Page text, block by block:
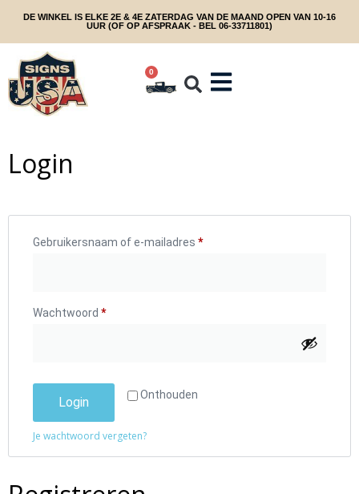
DE WINKEL IS ELKE 2E & 4E ZATERDAG VAN DE MAAND OPEN VAN 10-16
UUR (OF OP AFSPRAAK - BEL 06-33711801)
0
Login
Gebruikersnaam of e-mailadres *
Wachtwoord *
Onthouden
Login
Je wachtwoord vergeten?